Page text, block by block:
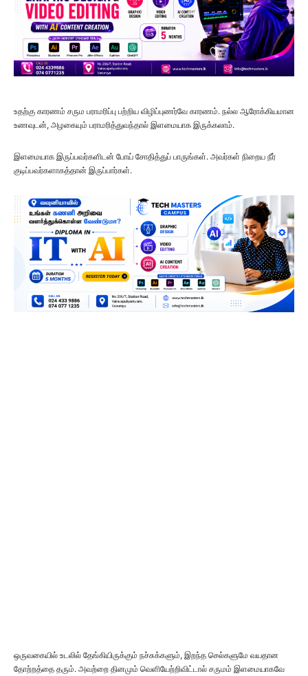
உதற்கு காரணம் சரும பராமரிப்பு பற்றிய விழிப்புணர்வே காரணம். நல்ல ஆரோக்கியமான
உணவுடன், அழகையும் பராமரித்துவந்தால் இளமையாக இருக்கலாம்.
இளமையாக இருப்பவர்களிடன் போய் சோதித்துப் பாருங்கள். அவர்கள் நிறைய நீர்
குடிப்பவர்களாகத்தான் இருப்பார்கள்.
ஒருவகையில் உடலில் தேங்கியிருக்கும் நச்சுக்களும், இறந்த செல்களுமே வயதான
தோற்றத்தை தரும். அவற்றை தினமும் வெளியேற்றிவிட்டால் சருமம் இளமையாகவே